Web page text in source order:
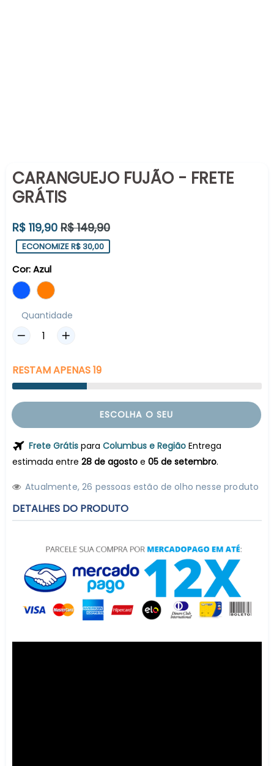
CARANGUEJO FUJÃO - FRETE
GRÁTIS
Preço
normal
R$ 119,90 R$ 149,90
ECONOMIZE R$ 30,00
Cor:Azul
Quantidade
RESTAMAPENAS19
ESCOLHA O SEU
Frete Grátis para Columbus e Região Entrega
estimada entre 28 de agosto e 05 de setembro.
Atualmente,26 pessoas estão de olho nesse produto
DETALHES DO PRODUTO